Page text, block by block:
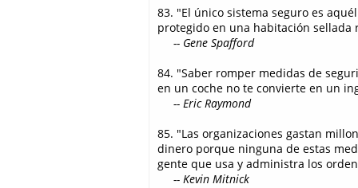
83. "El único sistema seguro es
protegido en una habitación
-- Gene Spafford
84. "Saber romper medidas de
en un coche no te convierte en un
-- Eric Raymond
85. "Las organizaciones gastan
dinero porque ninguna de estas
gente que usa y administra los
-- Kevin Mitnick